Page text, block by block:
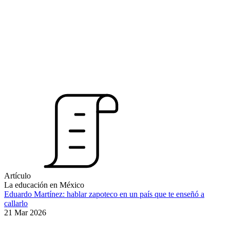
Artículo
La educación en México
Eduardo Martínez: hablar zapoteco en un país que te enseñó a
callarlo
21 Mar 2026